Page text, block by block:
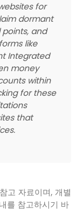
for
dormant
and
like
Integrated
money
within
for these
that
고 자료이며, 개별
를 참고하시기 바